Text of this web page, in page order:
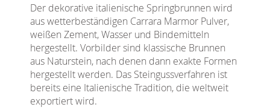
Der dekorative italienische Springbrunnen wird
aus wetterbeständigen Carrara Marmor Pulver,
weißen Zement, Wasser und Bindemitteln
hergestellt. Vorbilder sind klassische Brunnen
aus Naturstein, nach denen dann exakte Formen
hergestellt werden. Das Steingussverfahren ist
bereits eine Italienische Tradition, die weltweit
exportiert wird.